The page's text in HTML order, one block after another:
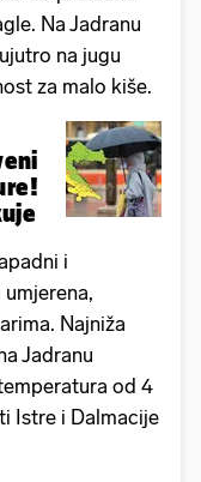
Na Jadranu
na jugu
za malo kiše.
i
Najniža
Jadranu
od 4
Istre i Dalmacije